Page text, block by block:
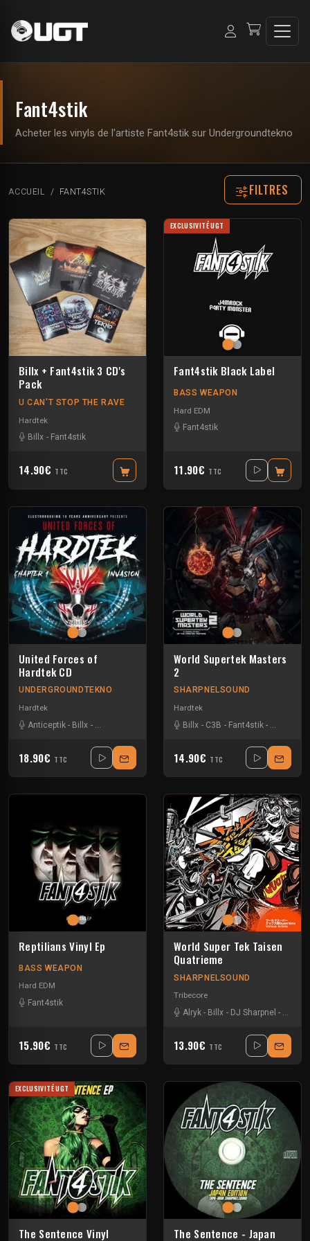
Fant4stik
Acheter les vinyls de l'artiste Fant4stik sur Undergroundtekno
ACCUEIL FANT4STIK FILTRES
Billx + Fant4stik 3 CD's
Pack
U CAN'T STOP THE RAVE
Hardtek
Billx - Fant4stik
14.90€ TTC
EXCLUSIVITÉ UGT
Fant4stik Black Label
BASS WEAPON
Hard EDM
Fant4stik
11.90€ TTC
United Forces of
Hardtek CD
UNDERGROUNDTEKNO
Hardtek
Anticeptik - Billx - -Floxytek-Guigoo-Keygen
18.90€ TTC
World Supertek Masters
2
SHARPNELSOUND
Hardtek
Billx - C3B - Fant4stik -
14.90€ TTC
Reptilians Vinyl Ep
BASS WEAPON
Hard EDM
Fant4stik
15.90€ TTC
World Super Tek Taisen
Quatrieme
SHARPNELSOUND
Tribecore
Alryk - Billx - DJ Sharpnel - Dr
13.90€ TTC
EXCLUSIVITÉ UGT
The Sentence Vinyl
The Sentence - Japan